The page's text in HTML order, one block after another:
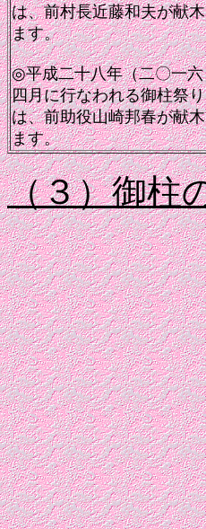
は、前村長近藤和夫が献
ます。
◎平成二十八年（二〇一六
四月に行なわれる御柱祭り
は、前助役山崎邦春が献
ます。
（３）御